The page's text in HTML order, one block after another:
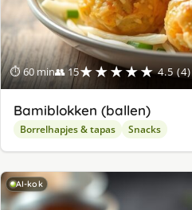
⏱ 60 min👥 15★★★★★ 4.5 (4)
Bamiblokken (ballen)
Borrelhapjes & tapas Snacks
AI-kok